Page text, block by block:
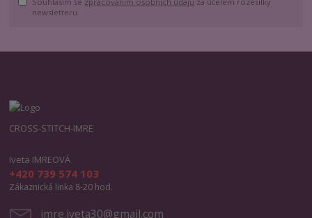
newsletteru.
CROSS-STITCH-IMRE
Iveta IMREOVÁ
+420 739 574 103
Zákaznická linka 8-20 hod.
imre.iveta30@gmail.com